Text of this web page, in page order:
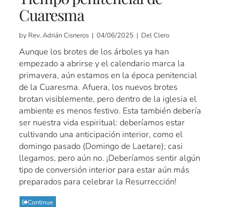
Cuaresma
by Rev. Adrián Cisneros | 04/06/2025 | Del Clero
Aunque los brotes de los árboles ya han
empezado a abrirse y el calendario marca la
primavera, aún estamos en la época penitencial
de la Cuaresma. Afuera, los nuevos brotes
brotan visiblemente, pero dentro de la iglesia el
ambiente es menos festivo. Esta también debería
ser nuestra vida espiritual: deberíamos estar
cultivando una anticipación interior, como el
domingo pasado (Domingo de Laetare); casi
llegamos, pero aún no. ¡Deberíamos sentir algún
tipo de conversión interior para estar aún más
preparados para celebrar la Resurrección!
Continue